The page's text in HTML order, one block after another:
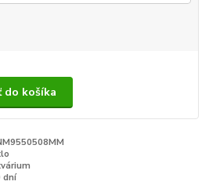
do košíka
dní